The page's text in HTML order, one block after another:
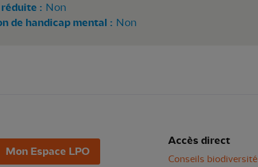
: Non
de handicap mental : Non
Mon Espace LPO
Accès direct
Conseils biodiversité